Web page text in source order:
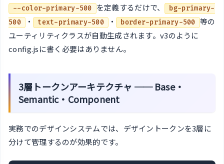
--color-primary-500 を定義するだけで、
bg-primary-
500 ・ text-primary-500 ・ border-primary-500
等の
ユーティリティクラスが自動生成されます。v3のように
config.jsに書く必要はありません。
3層トークンアーキテクチャ ── Base・
Semantic・Component
実務でのデザインシステムでは、デザイントークンを3層に
分けて管理するのが効果的です。